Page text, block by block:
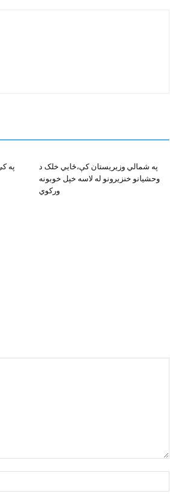
په
په شمالي وزيريستان کې،ځايي خلک د
وحشيانو خنزيرونو له لاسه خپل خوبونه
ورکوي